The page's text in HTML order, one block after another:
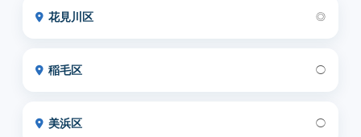
花見川区 ◎
稲毛区 ◯
美浜区 ◯